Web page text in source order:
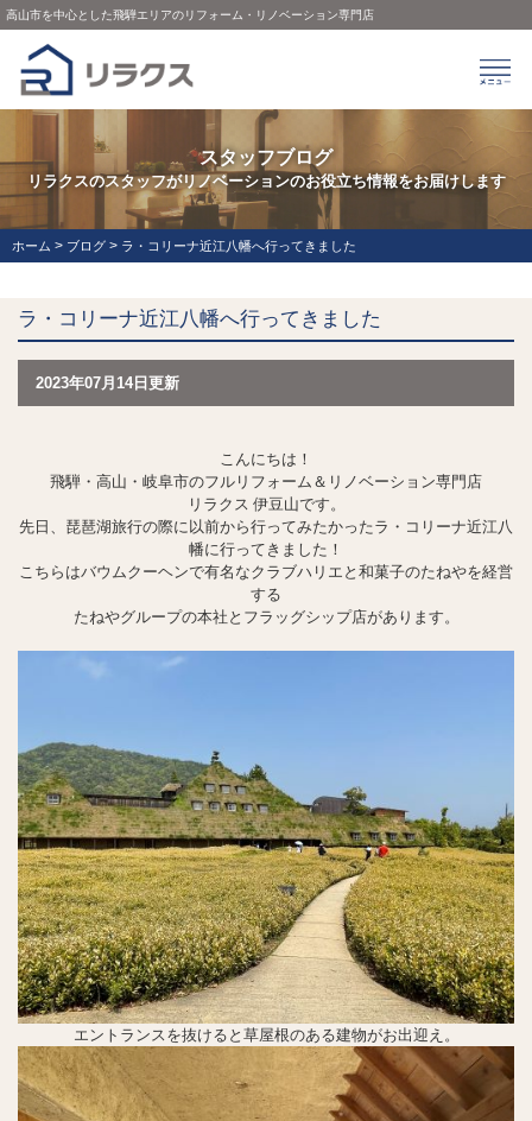
高山市を中心とした飛騨エリアのリフォーム・リノベーション専門店
スタッフブログ
リラクスのスタッフがリノベーションのお役立ち情報をお届けします
ホーム > ブログ > ラ・コリーナ近江八幡へ行ってきました
ラ・コリーナ近江八幡へ行ってきました
2023年07月14日更新
こんにちは！
飛騨・高山・岐阜市のフルリフォーム＆リノベーション専門店
リラクス 伊豆山です。
先日、琵琶湖旅行の際に以前から行ってみたかったラ・コリーナ近江八
幡に行ってきました！
こちらはバウムクーヘンで有名なクラブハリエと和菓子のたねやを経営
する
たねやグループの本社とフラッグシップ店があります。
エントランスを抜けると草屋根のある建物がお出迎え。